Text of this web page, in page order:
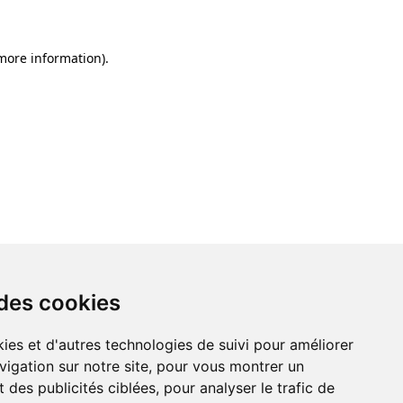
cookies
et d'autres technologies de suivi pour améliorer
sur notre site, pour vous montrer un
des publicités ciblées, pour analyser le trafic de
information).